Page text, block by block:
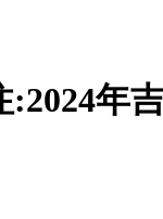
:2024年